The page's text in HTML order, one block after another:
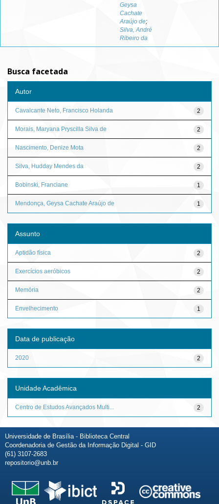
Geysa
Cachate
Araújo de;
Silva, André
Ribeiro da
Busca facetada
Autor
2
Cavalcante Neto, Francisco Holanda
2
Morais, Maryana Pryscilla Silva de
2
Nascimento, Denize Mota
2
Silva, Hudday Mendes da
1
Bobinski, Franciane
1
Mendonça, Geysa Cachate Araújo de
Assunto
2
Aptidão física
2
Exercícios aeróbicos
2
Memória
1
Envelhecimento
Data de publicação
2
2020
Unidade Acadêmica
2
Centro de Estudos Avançados Multi...
Universidade de Brasília - Biblioteca Central
Coordenadoria de Gestão da Informação Digital - GID
(61) 3107-2683
repositorio@unb.br